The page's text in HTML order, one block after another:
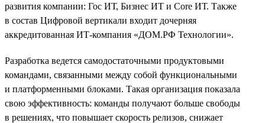
развития компании: Гос ИТ, Бизнес ИТ и Core ИТ. Также
в состав Цифровой вертикали входит дочерняя
аккредитованная ИТ-компания «ДОМ.РФ Технологии».
Разработка ведется самодостаточными продуктовыми
командами, связанными между собой функциональными
и платформенными блоками. Такая организация показала
свою эффективность: команды получают больше свободы
в решениях, что повышает скорость релизов, снижает